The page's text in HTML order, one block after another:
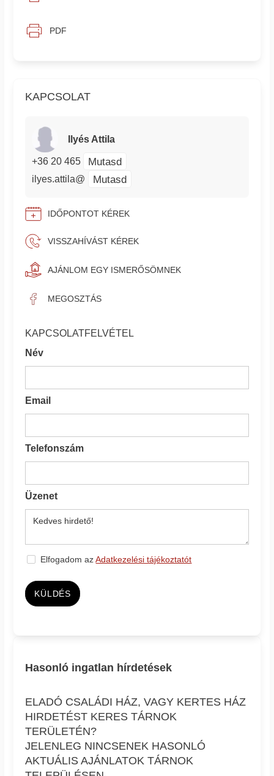
KAPCSOLAT
Ilyés Attila
+36 20 465 Mutasd
ilyes.attila@ Mutasd
IDŐPONTOT KÉREK
VISSZAHÍVÁST KÉREK
AJÁNLOM EGY ISMERŐSÖMNEK
MEGOSZTÁS
KAPCSOLATFELVÉTEL
Név
Email
Telefonszám
Üzenet
Elfogadom azAdatkezelési tájékoztatót
KÜLDÉS
PDF
Hasonló ingatlan hírdetések
ELADÓ CSALÁDI HÁZ, VAGY KERTES HÁZ
HIRDETÉST KERES TÁRNOK
TERÜLETÉN?
JELENLEG NINCSENEK HASONLÓ
AKTUÁLIS AJÁNLATOK TÁRNOK